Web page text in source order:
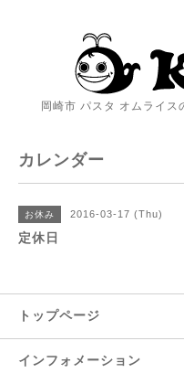
岡崎市 パスタ オムライス
カレンダー
お休み 2016-03-17 (Thu)
定休日
トップページ
インフォメーション